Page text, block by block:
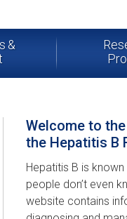
&
Welcome to
the Hepatitis B
Hepatitis B is
people don’t even
website contains